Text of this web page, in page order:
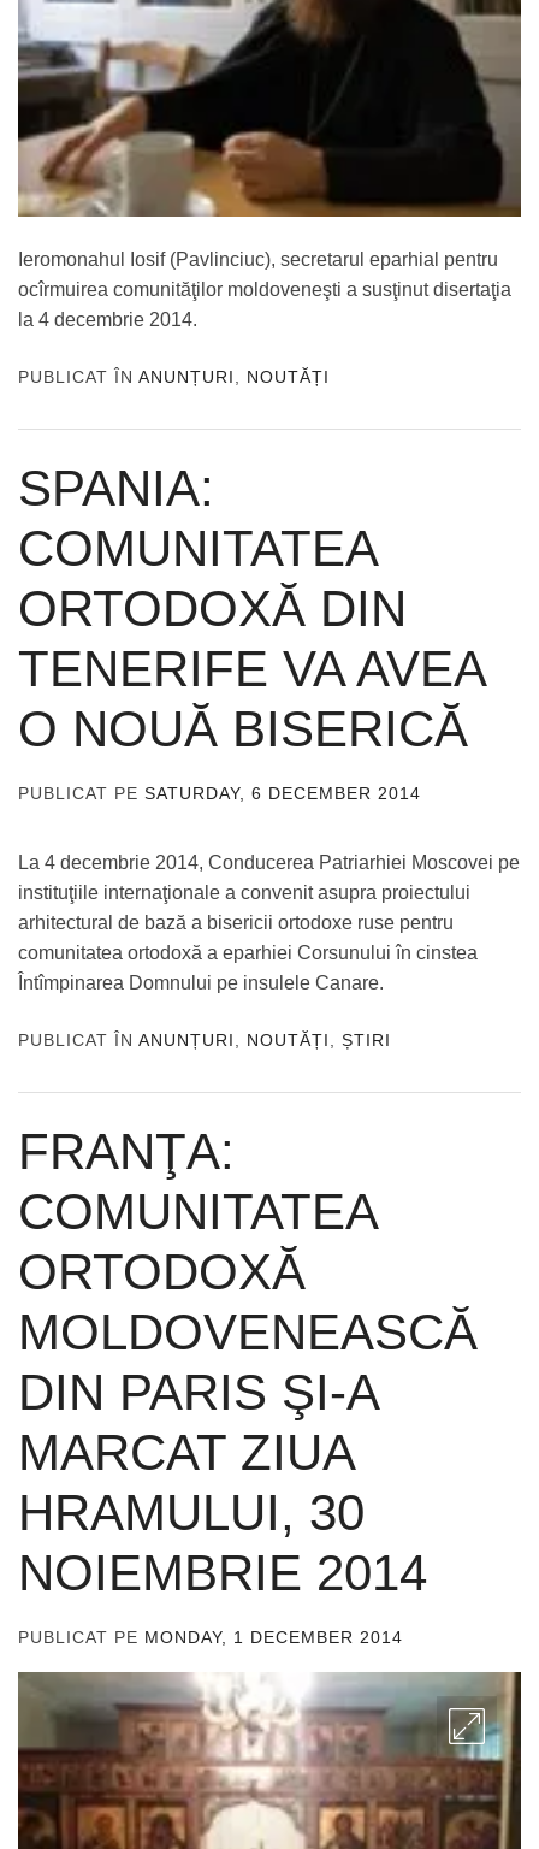
Ieromonahul Iosif (Pavlinciuc), secretarul eparhial pentru
ocîrmuirea comunităţilor moldoveneşti a susţinut disertaţia
la 4 decembrie 2014.
PUBLICAT ÎN ANUNȚURI, NOUTĂȚI
SPANIA:
COMUNITATEA
ORTODOXĂ DIN
TENERIFE VA AVEA
O NOUĂ BISERICĂ
PUBLICAT PE SATURDAY, 6 DECEMBER 2014
La 4 decembrie 2014, Conducerea Patriarhiei Moscovei pe
instituţiile internaţionale a convenit asupra proiectului
arhitectural de bază a bisericii ortodoxe ruse pentru
comunitatea ortodoxă a eparhiei Corsunului în cinstea
Întîmpinarea Domnului pe insulele Canare.
PUBLICAT ÎN ANUNȚURI, NOUTĂȚI, ȘTIRI
FRANŢA:
COMUNITATEA
ORTODOXĂ
MOLDOVENEASCĂ
DIN PARIS ŞI-A
MARCAT ZIUA
HRAMULUI, 30
NOIEMBRIE 2014
PUBLICAT PE MONDAY, 1 DECEMBER 2014